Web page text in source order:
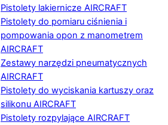
Pistolety lakiernicze AIRCRAFT
Pistolety do pomiaru ciśnienia i
pompowania opon z manometrem
AIRCRAFT
Zestawy narzędzi pneumatycznych
AIRCRAFT
Pistolety do wyciskania kartuszy oraz
silikonu AIRCRAFT
Pistolety rozpylające AIRCRAFT